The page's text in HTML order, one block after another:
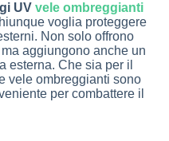
UV vele ombreggianti
voglia proteggere
Non solo offrono
aggiungono anche un
esterna. Che sia per il
vele ombreggianti sono
per combattere il